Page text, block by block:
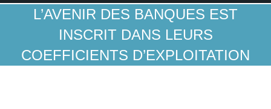
L’AVENIR DES BANQUES EST
INSCRIT DANS LEURS
COEFFICIENTS D’EXPLOITATION